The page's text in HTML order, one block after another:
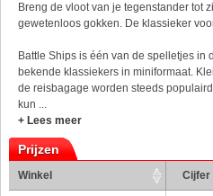
Breng de vloot van je tegenstander tot
gewetenloos gokken. De klassieker
Battle Ships is één van de spelletjes in
bekende klassiekers in miniformaat.
de reisbagage worden steeds
kun ...
+ Lees meer
Prijzen
Winkel Cijfer